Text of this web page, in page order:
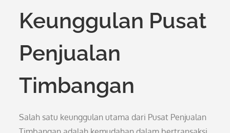
Keunggulan Pusat
Penjualan
Timbangan
Salah satu keunggulan utama dari Pusat Penjualan